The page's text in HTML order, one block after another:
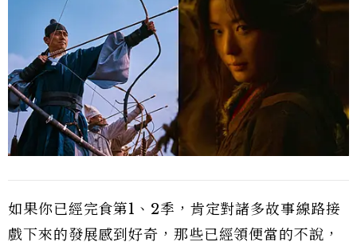
如果你已經完食第1、2季，肯定對諸多故事線路接
戲下來的發展感到好奇，那些已經領便當的不說，